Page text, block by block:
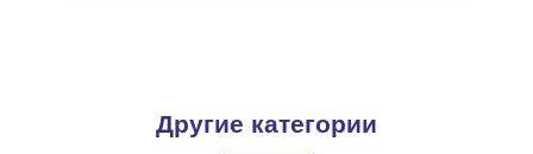
Другие категории